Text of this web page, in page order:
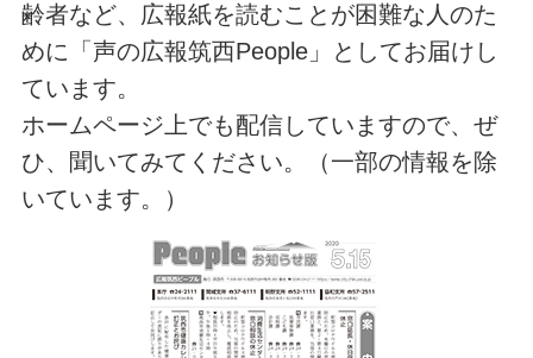
齢者など、広報紙を読むことが困難な人のた
めに「声の広報筑西People」としてお届けし
ています。
ホームページ上でも配信していますので、ぜ
ひ、聞いてみてください。（一部の情報を除
いています。）